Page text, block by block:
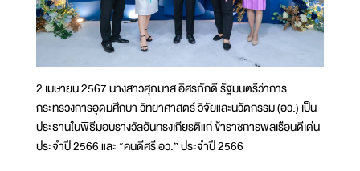
2 เมษายน 2567 นางสาวศุภมาส อิศรภักดี รัฐมนตรีว่าการ
กระทรวงการอุดมศึกษา วิทยาศาสตร์ วิจัยและนวัตกรรม (อว.) เป็น
ประธานในพิธีมอบรางวัลอันทรงเกียรติแก่ ข้าราชการพลเรือนดีเด่น
ประจำปี 2566 และ “คนดีศรี อว.” ประจำปี 2566